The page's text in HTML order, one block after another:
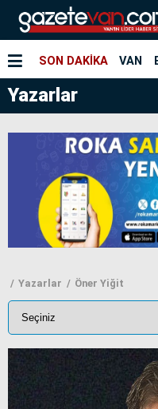
SON DAKİKA VAN
Yazarlar
Yazarlar Öner Yiğit